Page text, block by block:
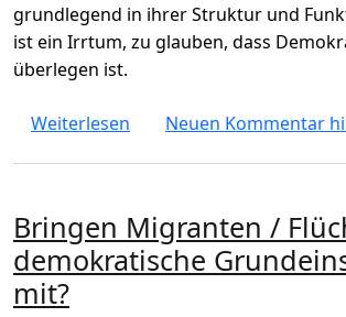
grundlegend in ihrer Struktur und
ist ein Irrtum, zu glauben, dass
überlegen ist.
Weiterlesen über Kann Demokratie
Neuen Kommentar
Bringen Migranten /
demokratische
mit?